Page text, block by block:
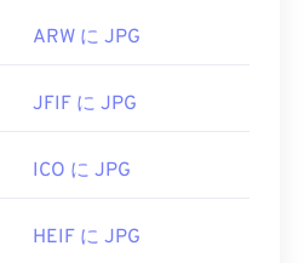
ARW に JPG
JFIF に JPG
ICO に JPG
HEIF に JPG